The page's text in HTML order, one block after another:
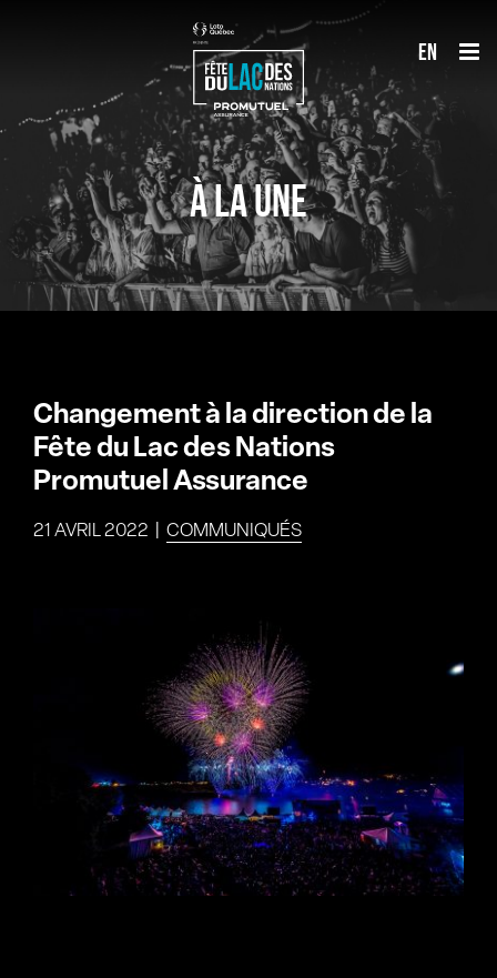
en
À LA UNE
Changement à la direction de la
Fête du Lac des Nations
Promutuel Assurance
21 AVRIL 2022 COMMUNIQUÉS